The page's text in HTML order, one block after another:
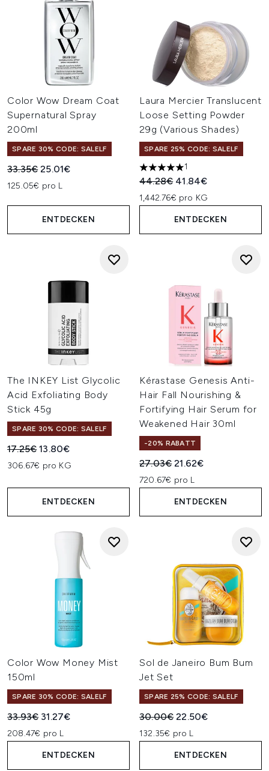
Color Wow Dream Coat
Supernatural Spray
200ml
SPARE 30% CODE: SALELF
Unverbindliche Preisempfehlung:
33.35€Aktueller Preis:
25.01€
125.05€ pro L
ENTDECKEN
Laura Mercier Translucent
Loose Setting Powder
29g (Various Shades)
SPARE 25% CODE: SALELF
5 stars out of a maximum of
1
Unverbindliche
44.28€ Aktueller Preis:
41.84€
1,442.76€ pro KG
ENTDECKEN
The INKEY List Glycolic
Acid Exfoliating Body
Stick 45g
SPARE 30% CODE: SALELF
Unverbindliche Preisempfehlung:
17.25€Aktueller Preis:
13.80€
306.67€ pro KG
ENTDECKEN
Kérastase Genesis Anti-
Hair Fall Nourishing &
Fortifying Hair Serum for
Weakened Hair 30ml
-20% RABATT
Unverbindliche
27.03€Aktueller Preis:
21.62€
720.67€ pro L
ENTDECKEN
Color Wow Money Mist
150ml
SPARE 30% CODE: SALELF
Unverbindliche Preisempfehlung:
33.93€ Aktueller Preis:
31.27€
208.47€ pro L
ENTDECKEN
Sol de Janeiro Bum Bum
Jet Set
SPARE 25% CODE: SALELF
Unverbindliche
30.00€Aktueller Preis:
22.50€
132.35€ pro L
ENTDECKEN